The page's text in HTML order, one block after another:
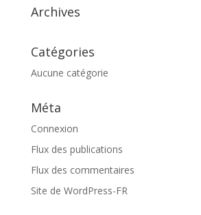
Archives
Catégories
Aucune catégorie
Méta
Connexion
Flux des publications
Flux des commentaires
Site de WordPress-FR